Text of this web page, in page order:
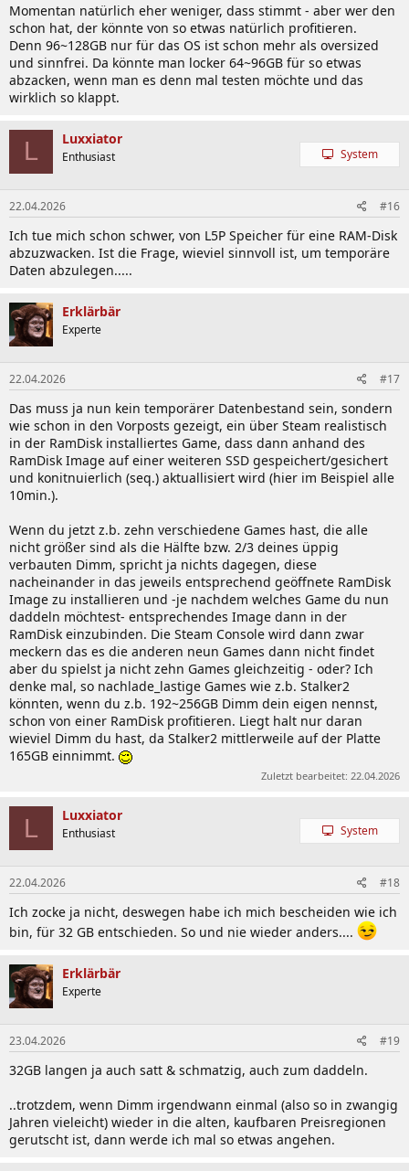
Momentan natürlich eher weniger, dass stimmt - aber wer den
schon hat, der könnte von so etwas natürlich profitieren.
Denn 96~128GB nur für das OS ist schon mehr als oversized
und sinnfrei. Da könnte man locker 64~96GB für so etwas
abzacken, wenn man es denn mal testen möchte und das
wirklich so klappt.
L Luxxiator
Enthusiast System
22.04.2026 #16
Ich tue mich schon schwer, von L5P Speicher für eine RAM-Disk
abzuzwacken. Ist die Frage, wieviel sinnvoll ist, um temporäre
Daten abzulegen.....
Erklärbär
Experte
22.04.2026 #17
Das muss ja nun kein temporärer Datenbestand sein, sondern
wie schon in den Vorposts gezeigt, ein über Steam realistisch
in der RamDisk installiertes Game, dass dann anhand des
RamDisk Image auf einer weiteren SSD gespeichert/gesichert
und konitnuierlich (seq.) aktuallisiert wird (hier im Beispiel alle
10min.).
Wenn du jetzt z.b. zehn verschiedene Games hast, die alle
nicht größer sind als die Hälfte bzw. 2/3 deines üppig
verbauten Dimm, spricht ja nichts dagegen, diese
nacheinander in das jeweils entsprechend geöffnete RamDisk
Image zu installieren und -je nachdem welches Game du nun
daddeln möchtest- entsprechendes Image dann in der
RamDisk einzubinden. Die Steam Console wird dann zwar
meckern das es die anderen neun Games dann nicht findet
aber du spielst ja nicht zehn Games gleichzeitig - oder? Ich
denke mal, so nachlade_lastige Games wie z.b. Stalker2
könnten, wenn du z.b. 192~256GB Dimm dein eigen nennst,
schon von einer RamDisk profitieren. Liegt halt nur daran
wieviel Dimm du hast, da Stalker2 mittlerweile auf der Platte
165GB einnimmt.
Zuletzt bearbeitet: 22.04.2026
L Luxxiator
Enthusiast System
22.04.2026 #18
Ich zocke ja nicht, deswegen habe ich mich bescheiden wie ich
bin, für 32 GB entschieden. So und nie wieder anders....
Erklärbär
Experte
23.04.2026 #19
32GB langen ja auch satt & schmatzig, auch zum daddeln.
..trotzdem, wenn Dimm irgendwann einmal (also so in zwangig
Jahren vieleicht) wieder in die alten, kaufbaren Preisregionen
gerutscht ist, dann werde ich mal so etwas angehen.